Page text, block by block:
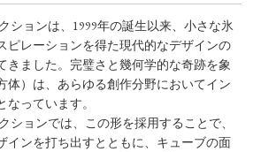
ションは、1999年の誕生以来、小さな氷
ピレーションを得た現代的なデザインの
きました。完璧さと幾何学的な奇跡を象
体）は、あらゆる創作分野においてイン
っています。
ションでは、この形を採用することで、
インを打ち出すとともに、キューブの面